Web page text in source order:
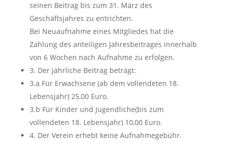
seinen Beitrag bis zum 31. März des
Geschäftsjahres zu entrichten.
Bei Neuaufnahme eines Mitgliedes hat die
Zahlung des anteiligen Jahresbeitrages innerhalb
von 6 Wochen nach Aufnahme zu erfolgen.
3. Der jährliche Beitrag beträgt:
3.a Für Erwachsene (ab dem vollendeten 18.
Lebensjahr) 25,00 Euro.
3.b Für Kinder und Jugendliche(bis zum
vollendeten 18. Lebensjahr) 10,00 Euro.
4. Der Verein erhebt keine Aufnahmegebühr.